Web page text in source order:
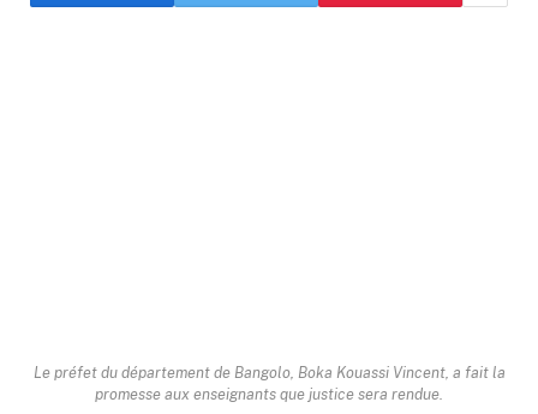
Le préfet du département de Bangolo, Boka Kouassi Vincent, a fait la
promesse aux enseignants que justice sera rendue.